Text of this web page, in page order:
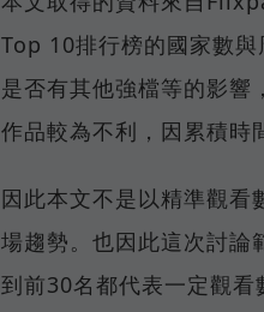
Top 10排行榜的國家數
是否有其他強檔等的影響
作品較為不利，因累積時
因此本文不是以精準觀看
場趨勢。也因此這次討論
到前30名都代表一定觀